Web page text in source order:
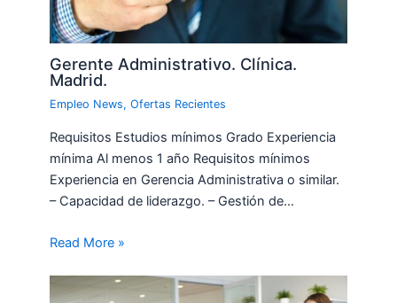
Gerente Administrativo. Clínica.
Madrid.
Empleo News,Ofertas Recientes
Requisitos Estudios mínimos Grado Experiencia
mínima Al menos 1 año Requisitos mínimos
Experiencia en Gerencia Administrativa o similar.
– Capacidad de liderazgo. – Gestión de…
Read More »